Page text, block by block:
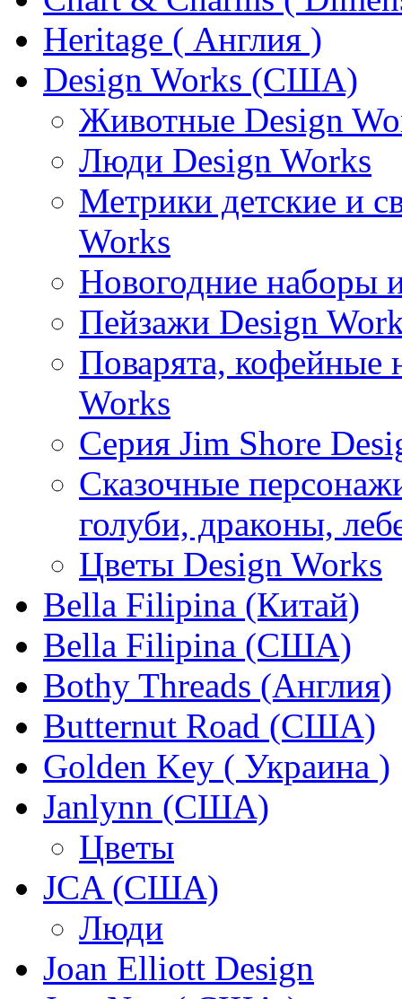
Heritage ( Англия )
Design Works (США)
Животные Design
Люди Design Works
Метрики детские и
Works
Новогодние наборы
Пейзажи Design
Поварята, кофейные
Works
Серия Jim Shore
Сказочные
голуби, драконы,
Цветы Design Works
Bella Filipina (Китай)
Bella Filipina (США)
Bothy Threads (Англия)
Butternut Road (США)
Golden Key ( Украина )
Janlynn (США)
Цветы
JCA (США)
Люди
Joan Elliott Design